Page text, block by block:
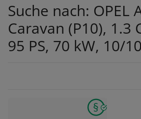
Suche nach: OPEL
Caravan (P10), 1.3
95 PS, 70 kW, 10/